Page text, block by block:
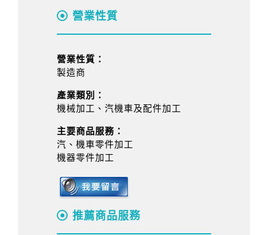
營業性質
營業性質：
製造商
產業類別：
機械加工、汽機車及配件加工
主要商品服務：
汽、機車零件加工
機器零件加工
推薦商品服務